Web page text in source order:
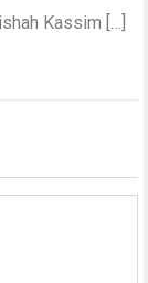
Kassim […]